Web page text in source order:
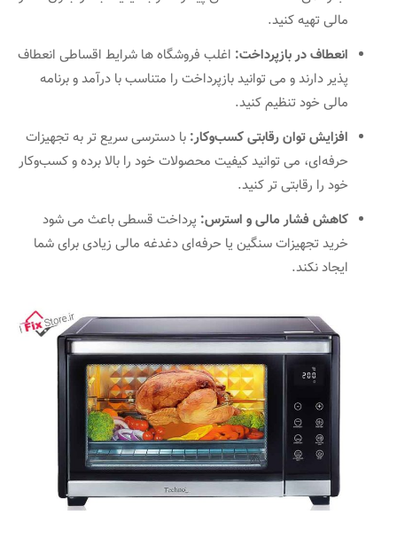
مالی تهیه کنید.
انعطاف در بازپرداخت: اغلب فروشگاه‌ ها شرایط اقساطی انعطاف‌
پذیر دارند و می‌ توانید بازپرداخت را متناسب با درآمد و برنامه
مالی خود تنظیم کنید.
افزایش توان رقابتی کسب‌وکار: با دسترسی سریع‌ تر به تجهیزات
حرفه‌ای، می‌ توانید کیفیت محصولات خود را بالا برده و کسب‌وکار
خود را رقابتی‌ تر کنید.
کاهش فشار مالی و استرس: پرداخت قسطی باعث می‌ شود
خرید تجهیزات سنگین یا حرفه‌ای دغدغه مالی زیادی برای شما
ایجاد نکند.